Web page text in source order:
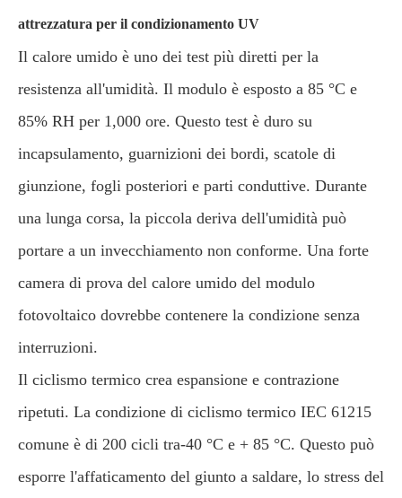
attrezzatura per il condizionamento UV
Il calore umido è uno dei test più diretti per la
resistenza all'umidità. Il modulo è esposto a 85 °C e
85% RH per 1,000 ore. Questo test è duro su
incapsulamento, guarnizioni dei bordi, scatole di
giunzione, fogli posteriori e parti conduttive. Durante
una lunga corsa, la piccola deriva dell'umidità può
portare a un invecchiamento non conforme. Una forte
camera di prova del calore umido del modulo
fotovoltaico dovrebbe contenere la condizione senza
interruzioni.
Il ciclismo termico crea espansione e contrazione
ripetuti. La condizione di ciclismo termico IEC 61215
comune è di 200 cicli tra-40 °C e + 85 °C. Questo può
esporre l'affaticamento del giunto a saldare, lo stress del